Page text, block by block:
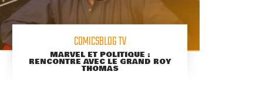
COMICSBLOG TV
MARVEL ET POLITIQUE :
RENCONTRE AVEC LE GRAND ROY
THOMAS